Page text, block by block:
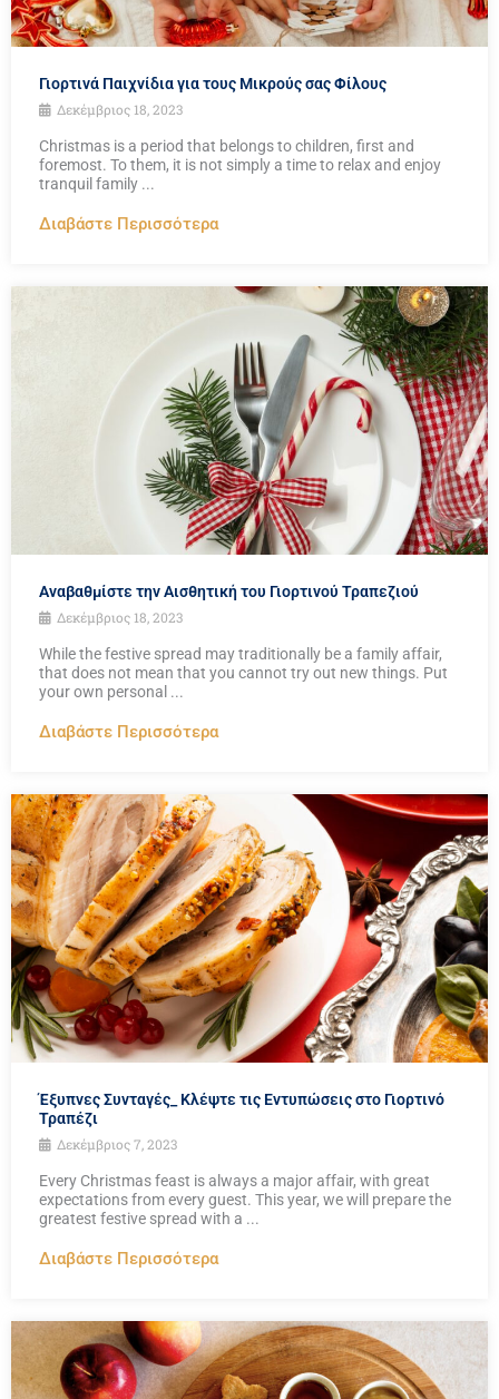
Γιορτινά Παιχνίδια για τους Μικρούς σας Φίλους
Δεκέμβριος 18, 2023
Christmas is a period that belongs to children, first and
foremost. To them, it is not simply a time to relax and enjoy
tranquil family ...
Διαβάστε Περισσότερα
Αναβαθμίστε την Αισθητική του Γιορτινού Τραπεζιού
Δεκέμβριος 18, 2023
While the festive spread may traditionally be a family affair,
that does not mean that you cannot try out new things. Put
your own personal ...
Διαβάστε Περισσότερα
Έξυπνες Συνταγές_ Κλέψτε τις Εντυπώσεις στο Γιορτινό
Τραπέζι
Δεκέμβριος 7, 2023
Every Christmas feast is always a major affair, with great
expectations from every guest. This year, we will prepare the
greatest festive spread with a ...
Διαβάστε Περισσότερα